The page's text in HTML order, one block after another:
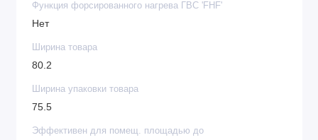
Функция форсированного нагрева ГВС 'FHF'
Нет
Ширина товара
80.2
Ширина упаковки товара
75.5
Эффективен для помещ. площадью до